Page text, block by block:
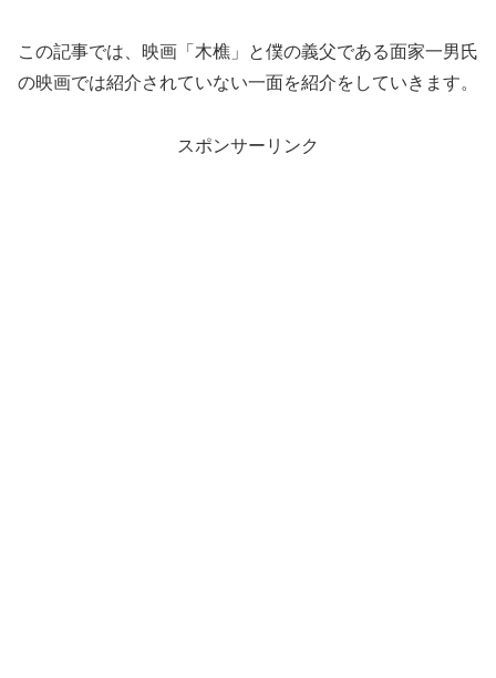
この記事では、映画「木樵」と僕の義父である面家一男氏
の映画では紹介されていない一面を紹介をしていきます。
スポンサーリンク